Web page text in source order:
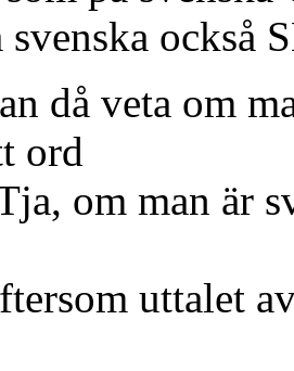
också
då veta om
ord
om man är
uttalet